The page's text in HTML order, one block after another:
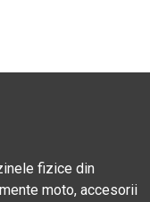
fizice din
moto, accesorii